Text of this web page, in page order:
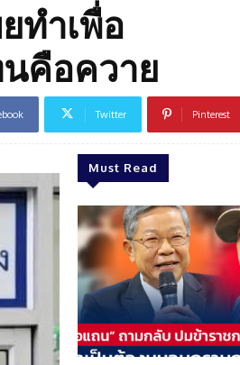
ทำเพื่อ
คือควาย
Twitter Pinterest
Must Read